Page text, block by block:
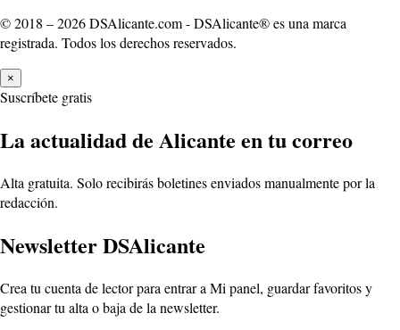
© 2018 – 2026 DSAlicante.com - DSAlicante® es una marca
registrada. Todos los derechos reservados.
×
Suscríbete gratis
La actualidad de Alicante en tu correo
Alta gratuita. Solo recibirás boletines enviados manualmente por la
redacción.
Newsletter DSAlicante
Crea tu cuenta de lector para entrar a Mi panel, guardar favoritos y
gestionar tu alta o baja de la newsletter.